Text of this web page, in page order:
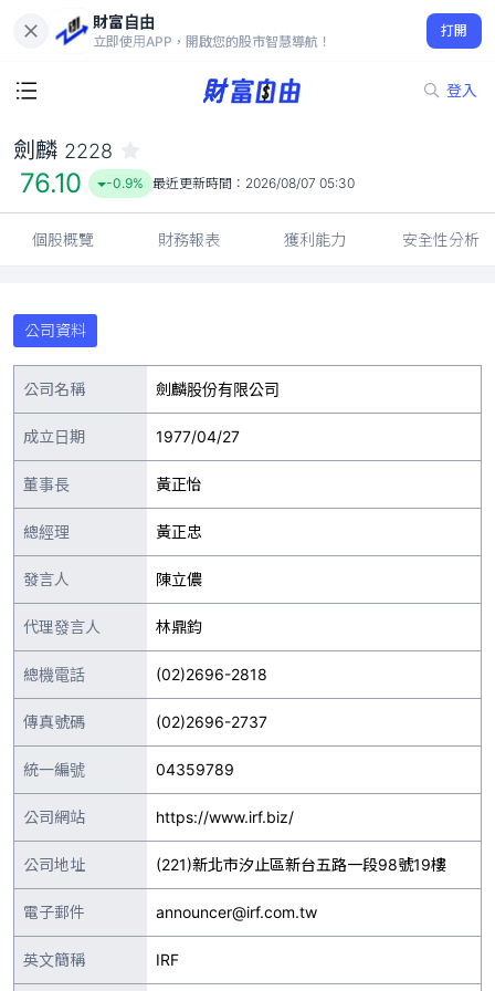
財富自由
立即使用APP，開啟您的股市智慧導航！
打開
登入
76.10
-0.9%
劍麟 2228
76.10 -0.9% 最近更新時間： 2026/08/07 05:30
個股概覽 財務報表 獲利能力 安全性分析
公司資料
公司名稱 劍麟股份有限公司
成立日期 1977/04/27
董事長 黃正怡
總經理 黃正忠
發言人 陳立儂
代理發言人 林鼎鈞
總機電話 (02)2696-2818
傳真號碼 (02)2696-2737
統一編號 04359789
公司網站 https://www.irf.biz/
公司地址 (221)新北市汐止區新台五路一段98號19樓
電子郵件 announcer@irf.com.tw
英文簡稱 IRF